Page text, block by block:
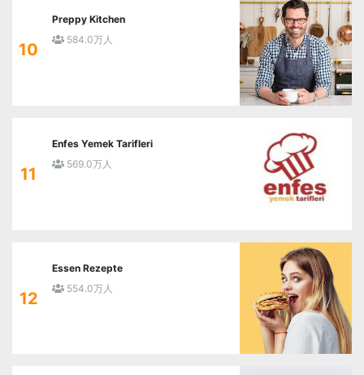
10
Preppy Kitchen
584.0万人
11
Enfes Yemek Tarifleri
569.0万人
12
Essen Rezepte
554.0万人